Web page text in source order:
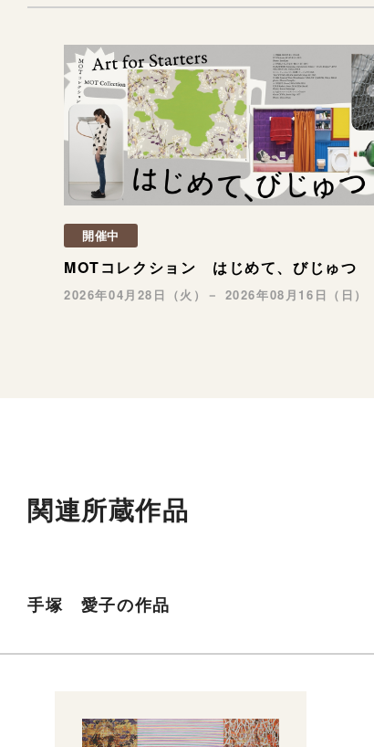
開催中
MOTコレクション はじめて、びじゅつ
2026年04月28日（火）－ 2026年08月16日（日）
関連所蔵作品
手塚 愛子の作品